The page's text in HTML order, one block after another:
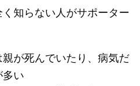
知らない人がサポーター
が死んでいたり、病気だ
多い